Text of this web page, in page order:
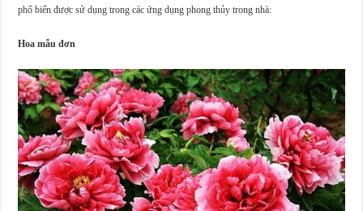
phổ biến được sử dụng trong các ứng dụng phong thủy trong nhà:
Hoa mẫu đơn